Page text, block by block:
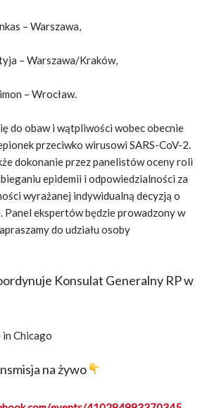
– Warszawa,
– Warszawa/Kraków,
– Wrocław.
do obaw i wątpliwości wobec obecnie
przeciwko wirusowi SARS-CoV-2.
dokonanie przez panelistów oceny roli
epidemii i odpowiedzialności za
wyrażanej indywidualną decyzją o
Panel ekspertów będzie prowadzony w
do udziału osoby
Konsulat Generalny RP w
Chicago
na żywo